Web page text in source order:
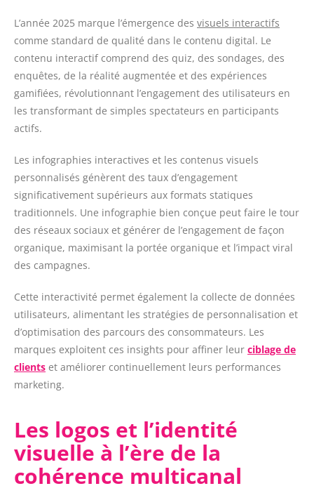
L’année 2025 marque l’émergence des visuels interactifs
comme standard de qualité dans le contenu digital. Le
contenu interactif comprend des quiz, des sondages, des
enquêtes, de la réalité augmentée et des expériences
gamifiées, révolutionnant l’engagement des utilisateurs en
les transformant de simples spectateurs en participants
actifs.
Les infographies interactives et les contenus visuels
personnalisés génèrent des taux d’engagement
significativement supérieurs aux formats statiques
traditionnels. Une infographie bien conçue peut faire le tour
des réseaux sociaux et générer de l’engagement de façon
organique, maximisant la portée organique et l’impact viral
des campagnes.
Cette interactivité permet également la collecte de données
utilisateurs, alimentant les stratégies de personnalisation et
d’optimisation des parcours des consommateurs. Les
marques exploitent ces insights pour affiner leur ciblage de
clients et améliorer continuellement leurs performances
marketing.
Les logos et l’identité
visuelle à l’ère de la
cohérence multicanal